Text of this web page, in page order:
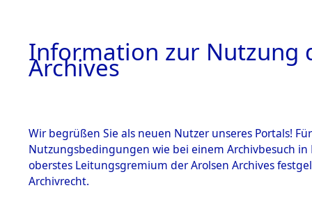
Information zur Nutzung
Archives
Wir begrüßen Sie als neuen Nutzer unseres Portals!
Nutzungsbedingungen wie bei einem Archivbesuch
oberstes Leitungsgremium der Arolsen Archives
Archivrecht.